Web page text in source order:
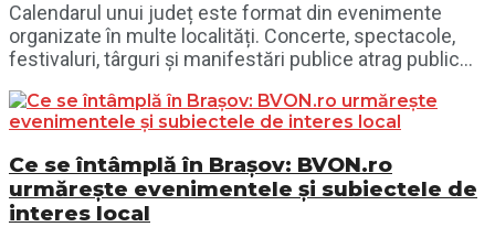
Calendarul unui județ este format din evenimente
organizate în multe localități. Concerte, spectacole,
festivaluri, târguri și manifestări publice atrag public...
Ce se întâmplă în Brașov: BVON.ro
urmărește evenimentele și subiectele de
interes local